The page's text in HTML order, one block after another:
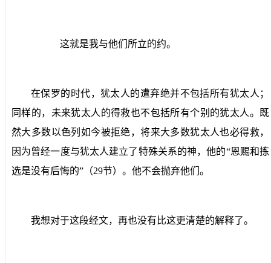
这就是我与他们所立的约。
在保罗的时代，犹太人的遭弃绝并不包括所有犹太人；
同样的，未来犹太人的得救也不包括所有个别的犹太人。既
然大多数以色列如今被拒绝，将来大多数犹太人也必得救，
因为曾经一度与犹太人建立了特殊关系的神，他的“恩赐和拣
选是没有后悔的”（29节）。他不会抛弃他们。
我想对于这段经文，再也没有比这更清楚的解释了。